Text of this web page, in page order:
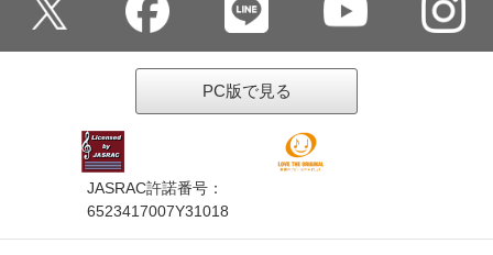
PC版で見る
JASRAC許諾番号：
6523417007Y31018